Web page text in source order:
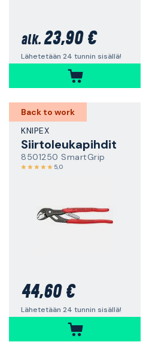
alk. 23,90 €
Lähetetään 24 tunnin sisällä!
Back to work
KNIPEX
Siirtoleukapihdit
8501250 SmartGrip
5,0
44,60 €
Lähetetään 24 tunnin sisällä!